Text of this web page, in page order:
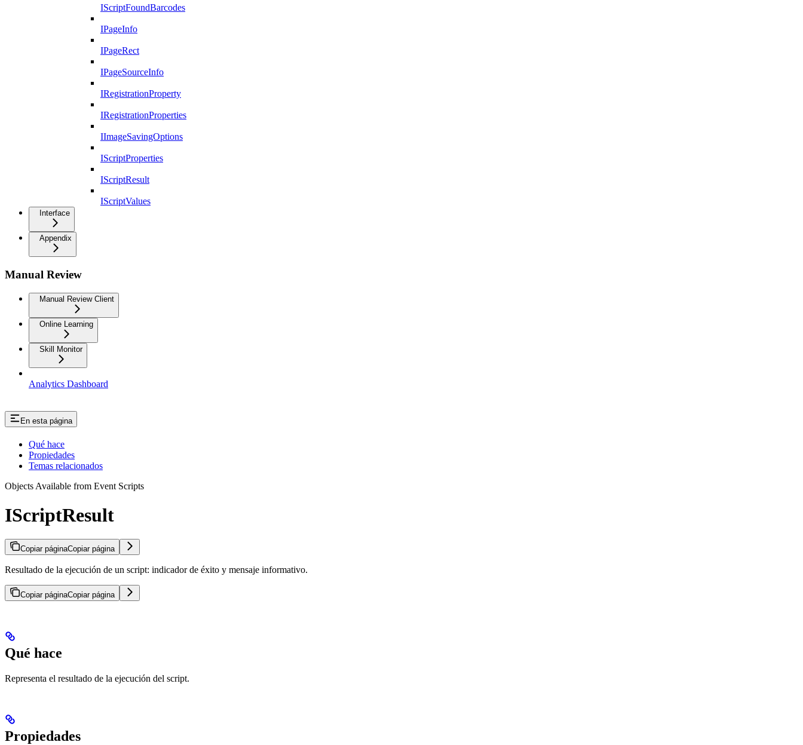
IScriptFoundBarcodes
IPageInfo
IPageRect
IPageSourceInfo
IRegistrationProperty
IRegistrationProperties
IImageSavingOptions
IScriptProperties
IScriptResult
IScriptValues
Interface
Appendix
Manual Review
Manual Review Client
Online Learning
Skill Monitor
Analytics Dashboard
En esta página
Qué hace
Propiedades
Temas relacionados
Objects Available from Event Scripts
IScriptResult
Copiar páginaCopiar página
Resultado de la ejecución de un script: indicador de éxito y mensaje informativo.
Copiar páginaCopiar página
Qué hace
Representa el resultado de la ejecución del script.
Propiedades